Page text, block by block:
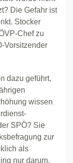
Die Gefahr ist
Stocker
Chef zu
Vorsitzender
dazu geführt,
wissen
SPÖ? Sie
zur
als
nur darum,